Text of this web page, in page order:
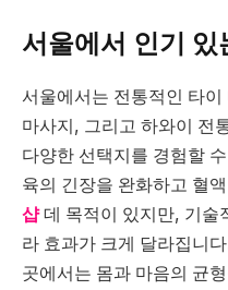
서울에서 인기 있
서울에서는 전통적인 타
마사지, 그리고 하와이 전
다양한 선택지를 경험할
육의 긴장을 완화하고 혈
샵데 목적이 있지만, 기술
라 효과가 크게 달라집니
곳에서는 몸과 마음의 균